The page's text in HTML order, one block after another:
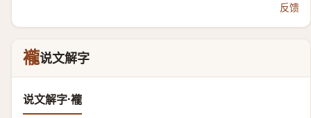
反馈
襱说文解字
说文解字·襱